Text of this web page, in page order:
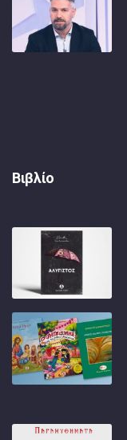
Βιβλίο